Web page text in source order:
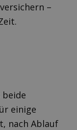
–
einige
nach Ablauf